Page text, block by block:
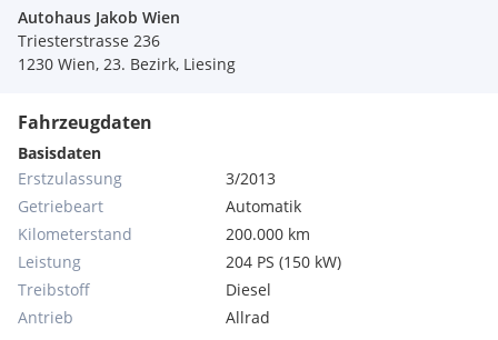
Autohaus Jakob Wien
Triesterstrasse 236
1230 Wien, 23. Bezirk, Liesing
Fahrzeugdaten
Basisdaten
Erstzulassung
3/2013
Getriebeart
Automatik
Kilometerstand
200.000 km
Leistung
204 PS (150 kW)
Treibstoff
Diesel
Antrieb
Allrad